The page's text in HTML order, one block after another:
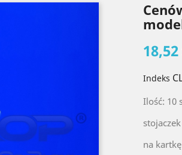
18,52
Indeks
Ilość: 10
na